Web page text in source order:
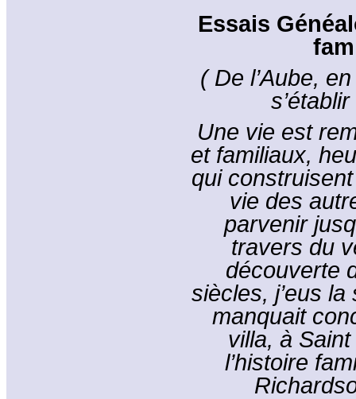
Essais
( De l’Aube,
Une vie est
et familiaux,
qui
vie des
parvenir
travers du
découverte
siècles, j’eus
manquait
villa, à
l’histoire